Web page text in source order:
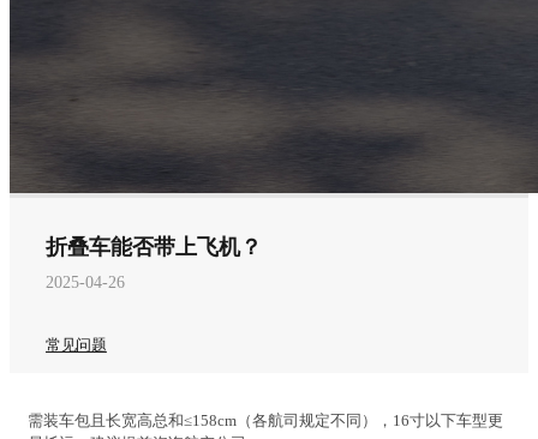
折叠车能否带上飞机？
2025-04-26
常见问题
需装车包且长宽高总和≤158cm（各航司规定不同），16寸以下车型更